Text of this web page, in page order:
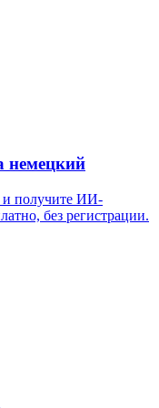
немецкий
и получите ИИ-
без регистрации.